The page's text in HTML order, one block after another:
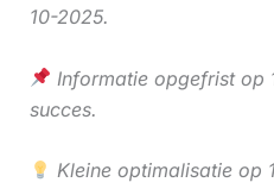
10-2025.
Informatie opgefrist op
succes.
Kleine optimalisatie op